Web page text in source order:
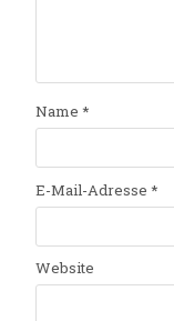
Name *
E-Mail-Adresse *
Website